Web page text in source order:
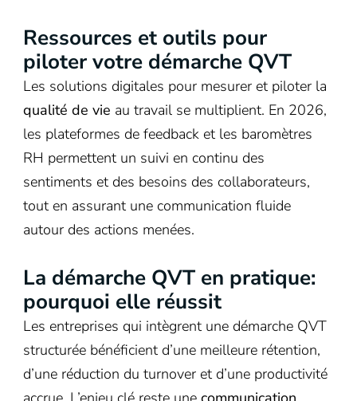
Ressources et outils pour
piloter votre démarche QVT
Les solutions digitales pour mesurer et piloter la
qualité de vie au travail se multiplient. En 2026,
les plateformes de feedback et les baromètres
RH permettent un suivi en continu des
sentiments et des besoins des collaborateurs,
tout en assurant une communication fluide
autour des actions menées.
La démarche QVT en pratique:
pourquoi elle réussit
Les entreprises qui intègrent une démarche QVT
structurée bénéficient d’une meilleure rétention,
d’une réduction du turnover et d’une productivité